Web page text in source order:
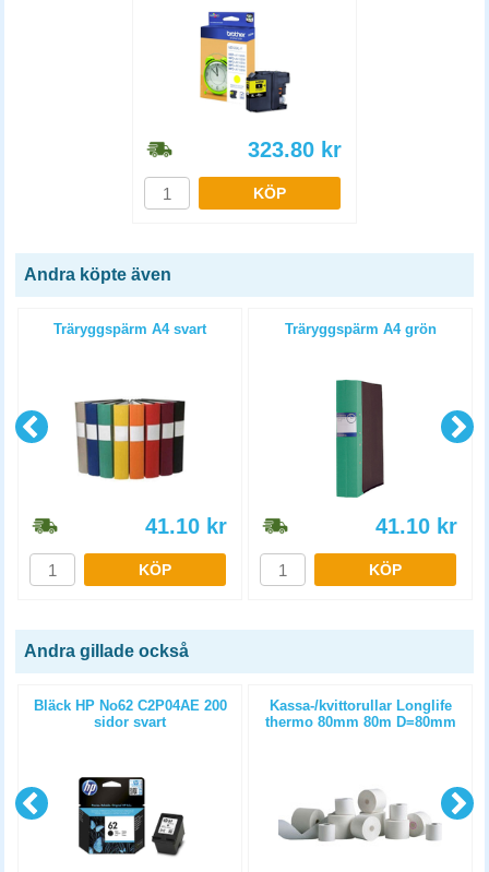
323.80 kr
KÖP
Andra köpte även
Träryggspärm A4 svart
41.10 kr
KÖP
Träryggspärm A4 grön
41.10 kr
KÖP
Andra gillade också
Bläck HP No62 C2P04AE 200
sidor svart
Kassa-/kvittorullar Longlife
thermo 80mm 80m D=80mm